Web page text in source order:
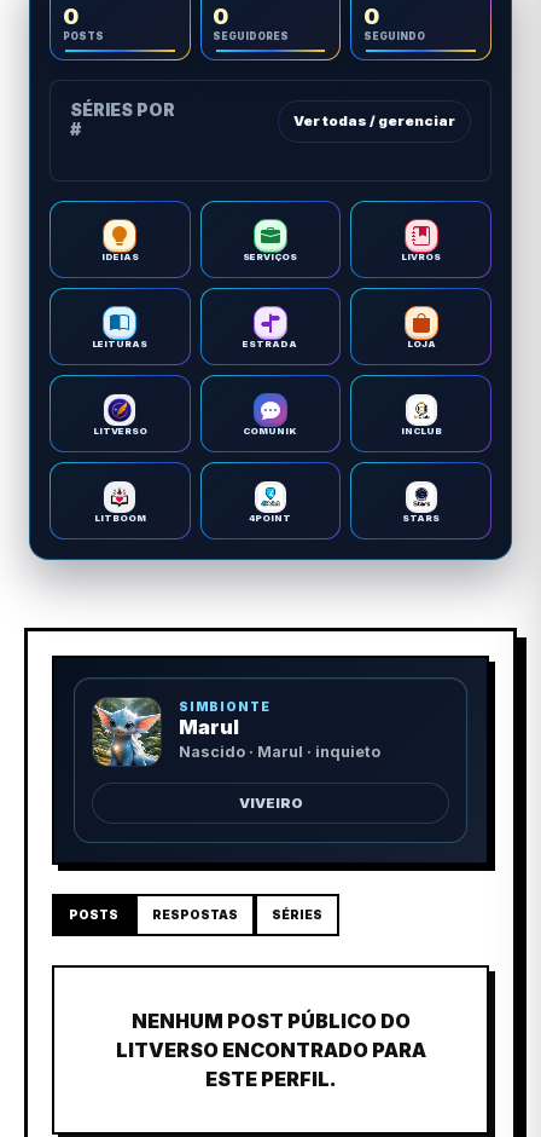
0
POSTS
0
SEGUIDORES
0
SEGUINDO
SÉRIES POR
#
Ver todas / gerenciar
IDEIAS SERVIÇOS LIVROS
LEITURAS ESTRADA LOJA
LITVERSO COMUNIK INCLUB
LITBOOM 4POINT STARS
SIMBIONTE
Marul
Nascido · Marul · inquieto
VIVEIRO
POSTS RESPOSTAS SÉRIES
NENHUM POST PÚBLICO DO
LITVERSO ENCONTRADO PARA
ESTE PERFIL.